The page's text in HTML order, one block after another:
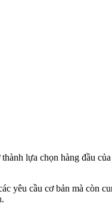
lựa chọn hàng đầu
yêu cầu cơ bản mà còn